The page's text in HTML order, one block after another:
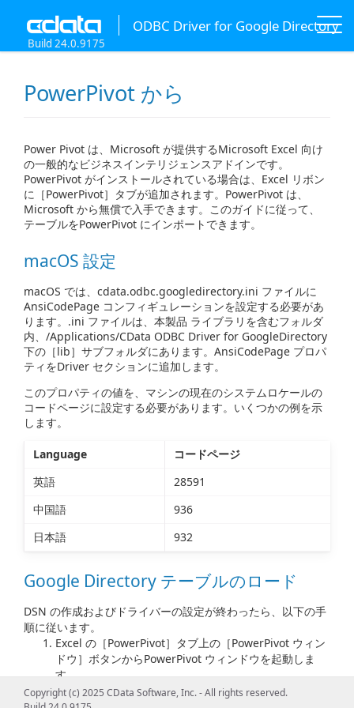
ODBC Driver for Google Directory
Build 24.0.9175
PowerPivot から
Power Pivot は、Microsoft が提供するMicrosoft Excel 向け
の一般的なビジネスインテリジェンスアドインです。
PowerPivot がインストールされている場合は、Excel リボン
に［PowerPivot］タブが追加されます。PowerPivot は、
Microsoft から無償で入手できます。このガイドに従って、
テーブルをPowerPivot にインポートできます。
macOS 設定
macOS では、cdata.odbc.googledirectory.ini ファイルに
AnsiCodePage コンフィギュレーションを設定する必要があ
ります。.ini ファイルは、本製品 ライブラリを含むフォルダ
内、/Applications/CData ODBC Driver for GoogleDirectory
下の［lib］サブフォルダにあります。AnsiCodePage プロパ
ティをDriver セクションに追加します。
このプロパティの値を、マシンの現在のシステムロケールの
コードページに設定する必要があります。いくつかの例を示
します。
Language
コードページ
英語
28591
中国語
936
日本語
932
Google Directory テーブルのロード
DSN の作成およびドライバーの設定が終わったら、以下の手
順に従います。
Excel の［PowerPivot］タブ上の［PowerPivot ウィン
ドウ］ボタンからPowerPivot ウィンドウを起動しま
す。
［外部データの取得］ ->［その他のデータソース］
Copyright (c) 2025 CData Software, Inc. - All rights reserved.